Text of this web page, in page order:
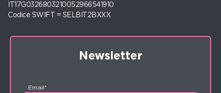
IT17G0326803210052966541910
Codice SWIFT = SELBIT2BXXX
Newsletter
Email*